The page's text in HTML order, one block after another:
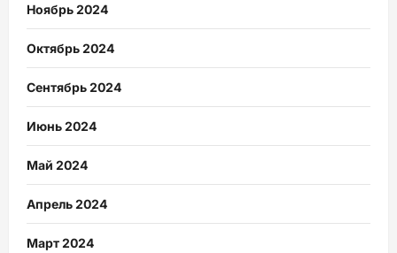
Ноябрь 2024
Октябрь 2024
Сентябрь 2024
Июнь 2024
Май 2024
Апрель 2024
Март 2024